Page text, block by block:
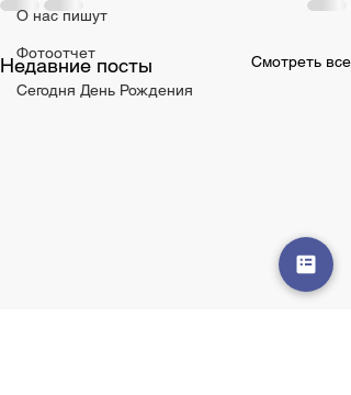
О нас пишут
Фотоотчет
Сегодня День Рождения
Недавние посты Смотреть все